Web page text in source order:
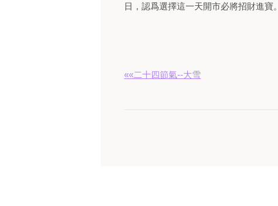
日，認爲選擇這一天開市必將招財進寶。
««二十四節氣--大雪